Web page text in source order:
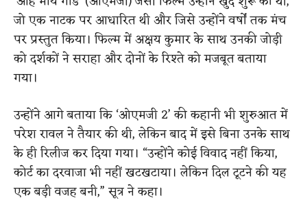
जो एक नाटक पर आधारित थी और जिसे उन्होंने वर्षों तक मंच
पर प्रस्तुत किया। फिल्म में अक्षय कुमार के साथ उनकी जोड़ी
को दर्शकों ने सराहा और दोनों के रिश्ते को मजबूत बताया
गया।
उन्होंने आगे बताया कि ‘ओएमजी 2’ की कहानी भी शुरुआत में
परेश रावल ने तैयार की थी, लेकिन बाद में इसे बिना उनके साथ
के ही रिलीज कर दिया गया। “उन्होंने कोई विवाद नहीं किया,
कोर्ट का दरवाजा भी नहीं खटखटाया। लेकिन दिल टूटने की यह
एक बड़ी वजह बनी,” सूत्र ने कहा।